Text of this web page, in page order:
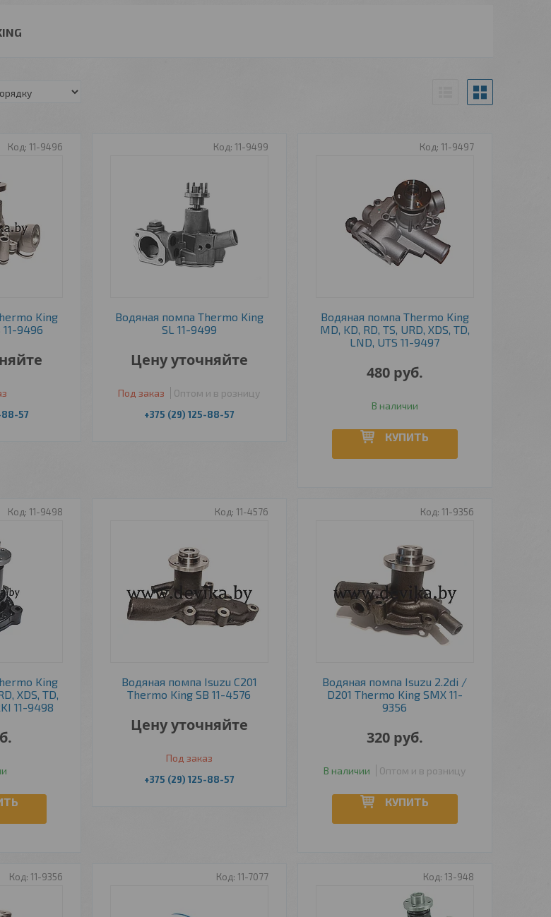
11-9496
King
11-9496
88-57
11-9499
Водяная помпа Thermo King
SL 11-9499
Цену уточняйте
Под заказ Оптом и в розницу
+375 (29) 125-88-57
11-9497
Водяная помпа Thermo King
MD, KD, RD, TS, URD, XDS, TD,
LND, UTS 11-9497
480 руб.
В наличии
КУПИТЬ
11-9498
King
XDS, TD,
11-9498
11-4576
Водяная помпа Isuzu C201
Thermo King SB 11-4576
Цену уточняйте
Под заказ
+375 (29) 125-88-57
11-9356
Водяная помпа Isuzu 2.2di /
D201 Thermo King SMX 11-
9356
320 руб.
В наличии Оптом и в розницу
КУПИТЬ
11-9356 11-7077 13-948